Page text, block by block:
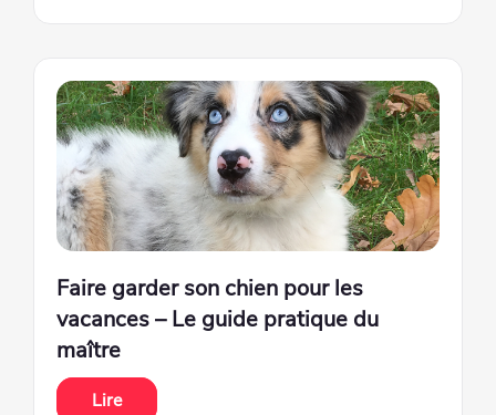
Faire garder son chien pour les
vacances – Le guide pratique du
maître
Lire